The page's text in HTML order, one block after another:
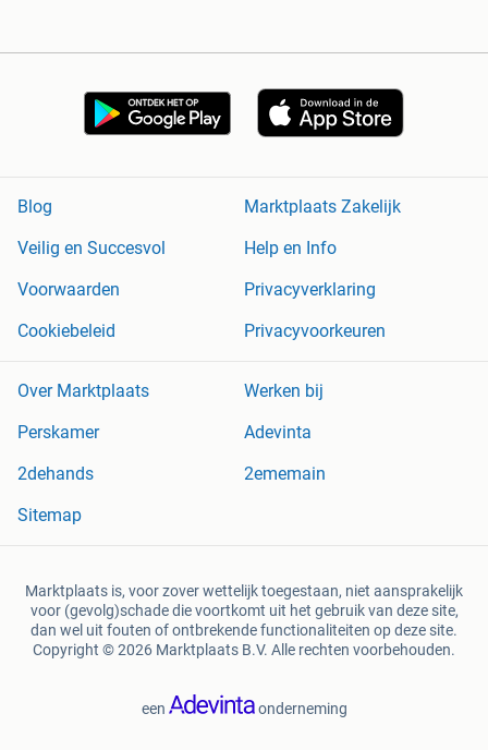
Blog
Marktplaats Zakelijk
Veilig en Succesvol
Help en Info
Voorwaarden
Privacyverklaring
Cookiebeleid
Privacyvoorkeuren
Over Marktplaats
Werken bij
Perskamer
Adevinta
2dehands
2ememain
Sitemap
Marktplaats is, voor zover wettelijk toegestaan, niet aansprakelijk
voor (gevolg)schade die voortkomt uit het gebruik van deze site,
dan wel uit fouten of ontbrekende functionaliteiten op deze site.
Copyright © 2026 Marktplaats B.V. Alle rechten voorbehouden.
een onderneming